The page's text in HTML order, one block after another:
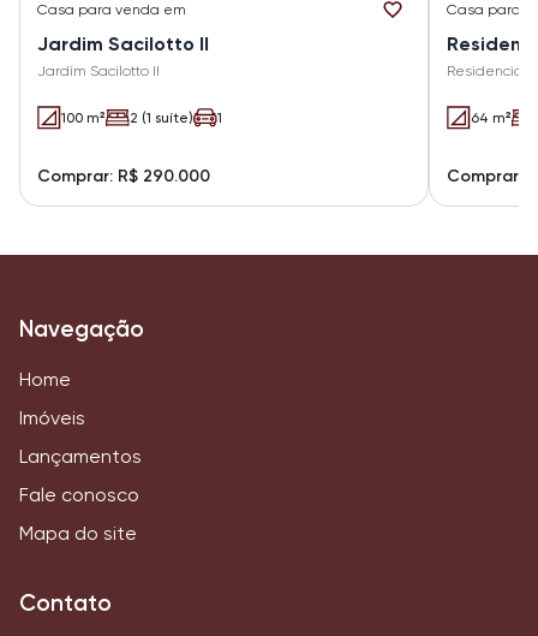
Casa para venda em
Jardim Sacilotto II
Jardim Sacilotto II
100 m² 2 (1 suíte) 1
Comprar: R$ 290.000
Casa para
Residencial
64 m²
Comprar:
Navegação
Home
Imóveis
Lançamentos
Fale conosco
Mapa do site
Contato